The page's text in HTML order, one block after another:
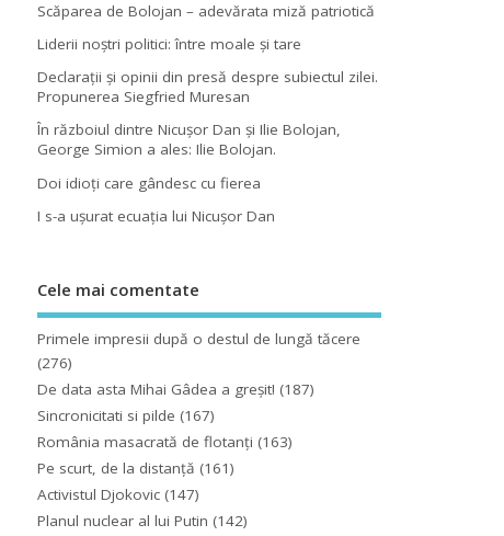
Scăparea de Bolojan – adevărata miză patriotică
Liderii noştri politici: între moale şi tare
Declaraţii şi opinii din presă despre subiectul zilei.
Propunerea Siegfried Muresan
În războiul dintre Nicuşor Dan şi Ilie Bolojan,
George Simion a ales: Ilie Bolojan.
Doi idioţi care gândesc cu fierea
I s-a uşurat ecuaţia lui Nicuşor Dan
Cele mai comentate
Primele impresii după o destul de lungă tăcere
(276)
De data asta Mihai Gâdea a greşit! (187)
Sincronicitati si pilde (167)
România masacrată de flotanţi (163)
Pe scurt, de la distanță (161)
Activistul Djokovic (147)
Planul nuclear al lui Putin (142)